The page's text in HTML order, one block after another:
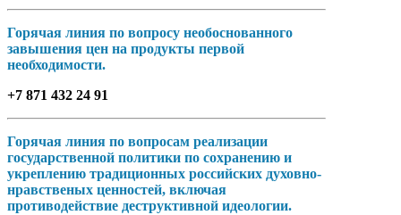
Горячая линия по вопросу необоснованного
завышения цен на продукты первой
необходимости.
+7 871 432 24 91
Горячая линия по вопросам реализации
государственной политики по сохранению и
укреплению традиционных российских духовно-
нравственых ценностей, включая
противодействие деструктивной идеологии.